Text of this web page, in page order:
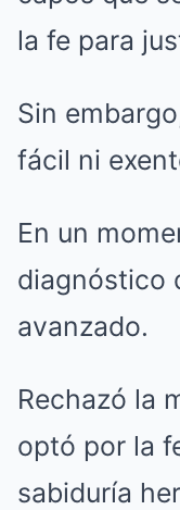
la fe para
Sin
fácil ni
En un
diagnóstico
avanzado.
Rechazó la
optó por la
sabiduría